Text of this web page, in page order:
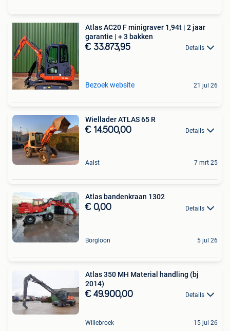
Atlas AC20 F minigraver 1,94t | 2 jaar
garantie | + 3 bakken
€ 33.873,95 Details
Bezoek website 21 jul 26
Wiellader ATLAS 65 R
€ 14.500,00 Details
Aalst 7 mrt 25
Atlas bandenkraan 1302
€ 0,00 Details
Borgloon 5 jul 26
Atlas 350 MH Material handling (bj
2014)
€ 49.900,00 Details
Willebroek 15 jul 26